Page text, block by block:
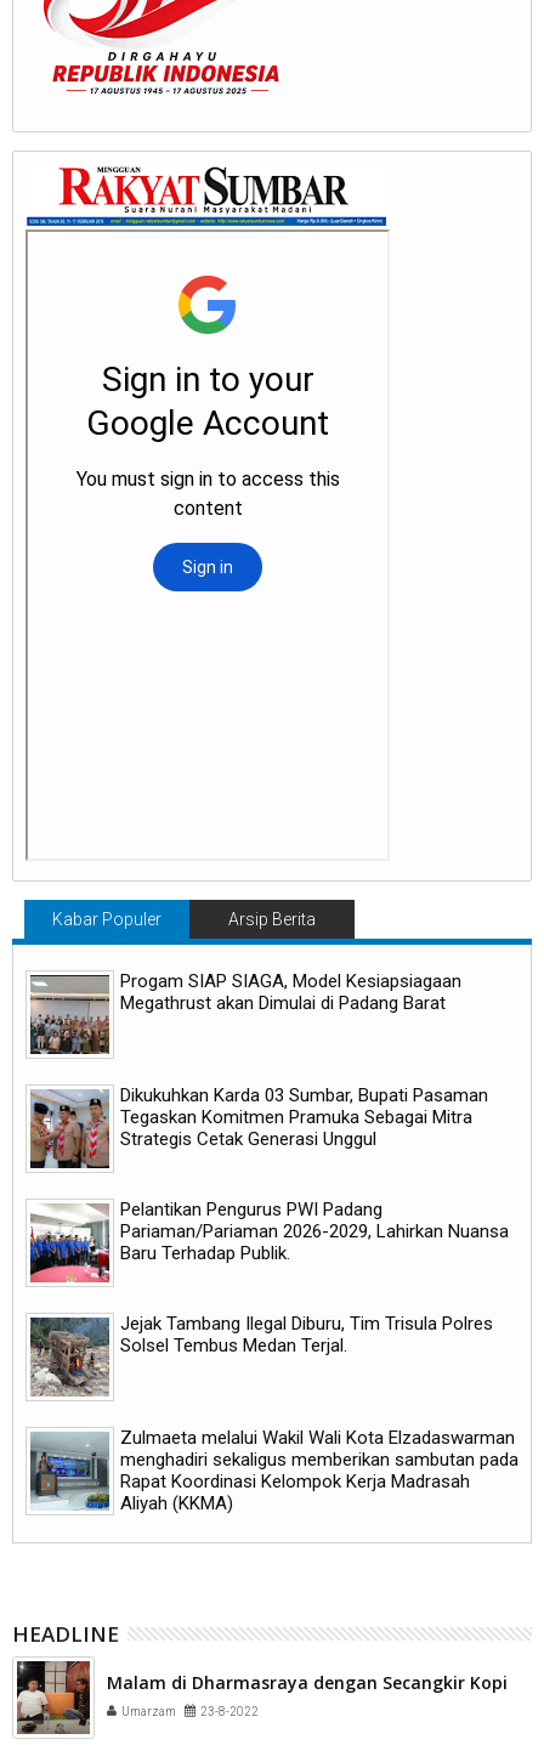
Kabar Populer Arsip Berita
Progam SIAP SIAGA, Model Kesiapsiagaan
Megathrust akan Dimulai di Padang Barat
Dikukuhkan Karda 03 Sumbar, Bupati Pasaman
Tegaskan Komitmen Pramuka Sebagai Mitra
Strategis Cetak Generasi Unggul
Pelantikan Pengurus PWI Padang
Pariaman/Pariaman 2026-2029, Lahirkan Nuansa
Baru Terhadap Publik.
Jejak Tambang Ilegal Diburu, Tim Trisula Polres
Solsel Tembus Medan Terjal.
Zulmaeta melalui Wakil Wali Kota Elzadaswarman
menghadiri sekaligus memberikan sambutan pada
Rapat Koordinasi Kelompok Kerja Madrasah
Aliyah (KKMA)
HEADLINE
Malam di Dharmasraya dengan Secangkir Kopi
Umarzam 23-8-2022